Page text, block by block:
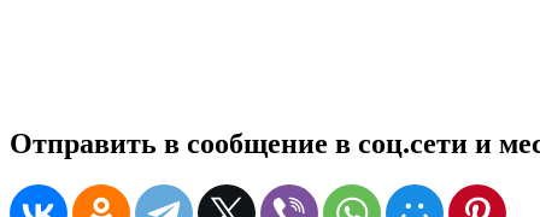
Отправить в сообщение в соц.сети и